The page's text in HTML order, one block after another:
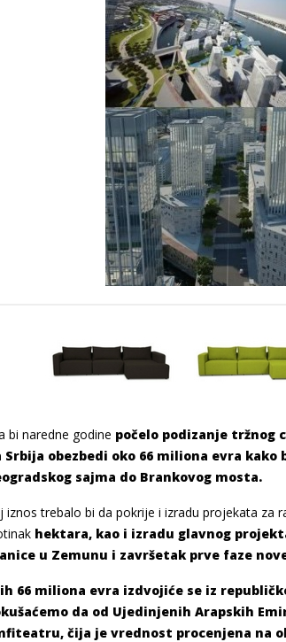
bi naredne godine počelo podizanje tržnog
Srbija obezbedi oko 66 miliona evra kako
sajma do Brankovog mosta.
iznos trebalo bi da pokrije i izradu projekata za
hektara, kao i izradu glavnog
u Zemunu i završetak prve faze
66 miliona evra izdvojiće se iz
da od Ujedinjenih Arapskih
čija je vrednost procenjena na